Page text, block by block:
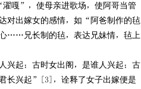
嘎”，使母亲进歌场，使阿哥当管
对出嫁女的感情，如“阿爸制作的毡
……兄长制的毡，表达兄妹情，毡上
起；古时女出阁，是谁人兴起；古
长兴起”[3]，诠释了女子出嫁便是